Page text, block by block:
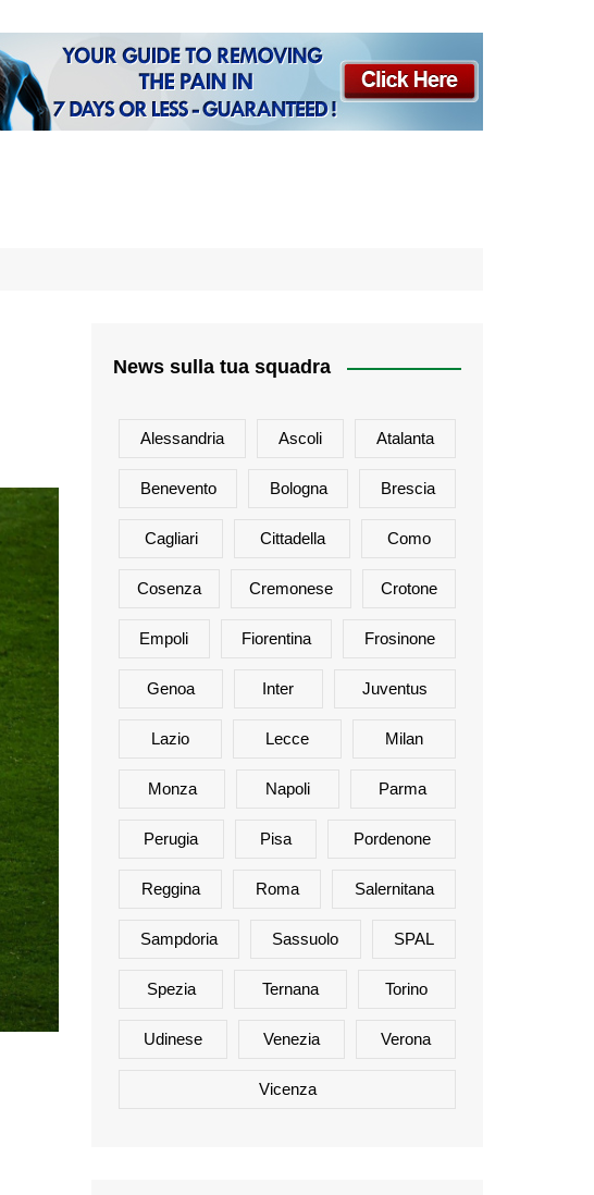
News sulla tua squadra
Alessandria Ascoli Atalanta
Benevento Bologna Brescia
Cagliari Cittadella Como
Cosenza Cremonese Crotone
Empoli Fiorentina Frosinone
Genoa Inter Juventus
Lazio Lecce Milan
Monza Napoli Parma
Perugia Pisa Pordenone
Reggina Roma Salernitana
Sampdoria Sassuolo SPAL
Spezia Ternana Torino
Udinese Venezia Verona
Vicenza